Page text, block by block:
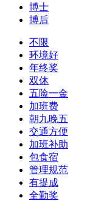
博士
博后
不限
环境好
年终奖
双休
五险一金
加班费
朝九晚五
交通方便
加班补助
包食宿
管理规范
有提成
全勤奖